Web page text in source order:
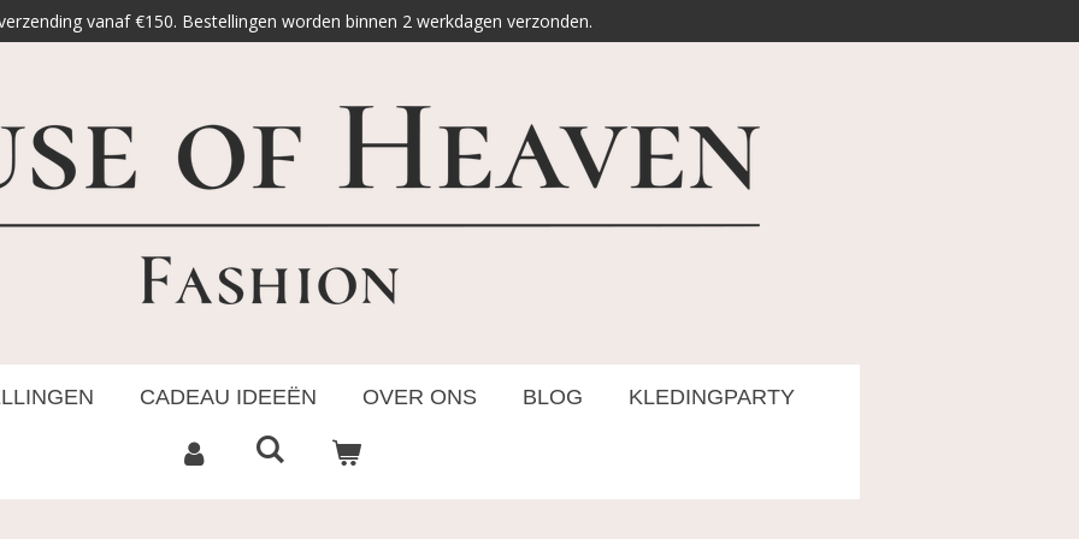
vanaf €150. Bestellingen worden binnen 2 werkdagen verzonden.
CADEAU IDEEËN OVER ONS BLOG KLEDINGPARTY